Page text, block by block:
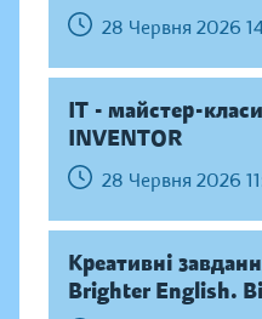
28 Червня 2026
IT - майстер-
INVENTOR
28 Червня 2026
Креативні
Brighter English.